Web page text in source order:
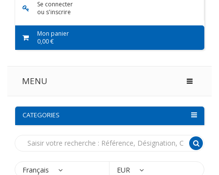
Se connecter
ou s'inscrire
Mon panier
0,00 €
MENU
CATEGORIES
Français EUR